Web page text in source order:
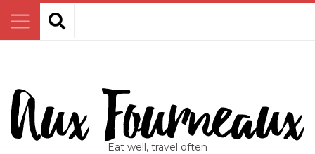
Eat well, travel often